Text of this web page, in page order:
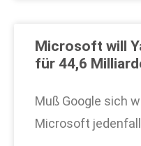
Microsoft will
für 44,6
Muß Google sich
Microsoft